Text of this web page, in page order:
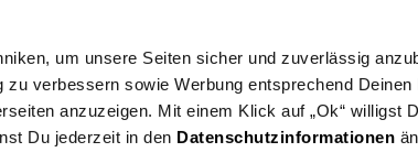
um unsere Seiten sicher und zuverlässig
verbessern sowie Werbung entsprechend
anzuzeigen. Mit einem Klick auf „Ok“ willigst
Du jederzeit in den Datenschutzinformationen